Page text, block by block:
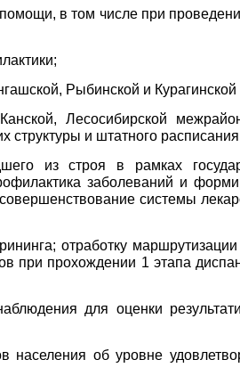
в том числе при
Рыбинской и
Лесосибирской
структуры и штатного
из строя в рамках
заболеваний и
е системы
отработку
при прохождении 1 этапа
для оценки
населения об уровне